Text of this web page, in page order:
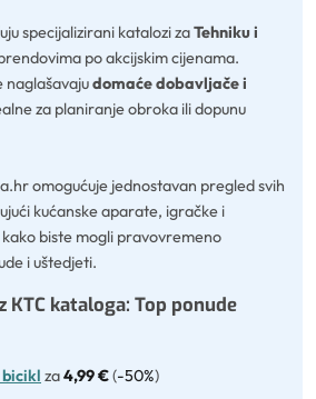
specijalizirani katalozi zaTehniku i
po akcijskim cijenama.
naglašavajudomaće dobavljače i
za planiranje obroka ili dopunu
omogućuje jednostavan pregled svih
kućanske aparate, igračke i
biste mogli pravovremeno
i uštedjeti.
KTC kataloga: Top ponude
bicikl za4,99 €(-50%)